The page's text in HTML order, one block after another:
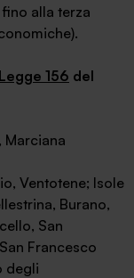
alla terza
156 del
Marciana
Ventotene; Isole
Burano,
San
Francesco
degli